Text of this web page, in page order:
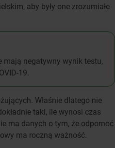
aby były one zrozumiałe
mają negatywny wynik testu,
19.
Właśnie dlatego nie
taki, ile wynosi czas
ma danych o tym, że odpornoć
ma roczną ważność.